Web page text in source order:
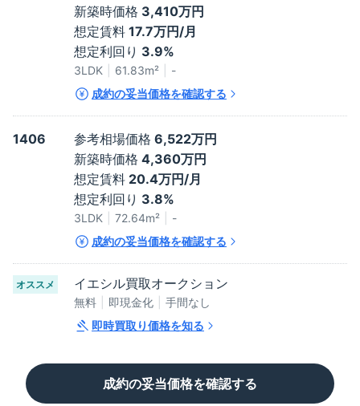
新築時価格 3,410万円
想定賃料 17.7万円/月
想定利回り 3.9%
3LDK 61.83m²
-
成約の妥当価格を確認する
1406 参考相場価格 6,522万円
新築時価格 4,360万円
想定賃料 20.4万円/月
想定利回り 3.8%
3LDK 72.64m²
-
成約の妥当価格を確認する
オススメ イエシル買取オークション
無料 即現金化
手間なし
即時買取り価格を知る
成約の妥当価格を確認する